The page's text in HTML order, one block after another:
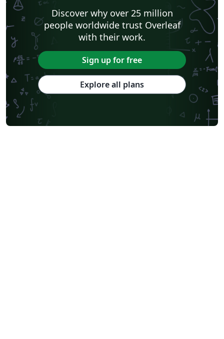
Discover why over 25 million
people worldwide trust Overleaf
with their work.
Sign up for free
Explore all plans